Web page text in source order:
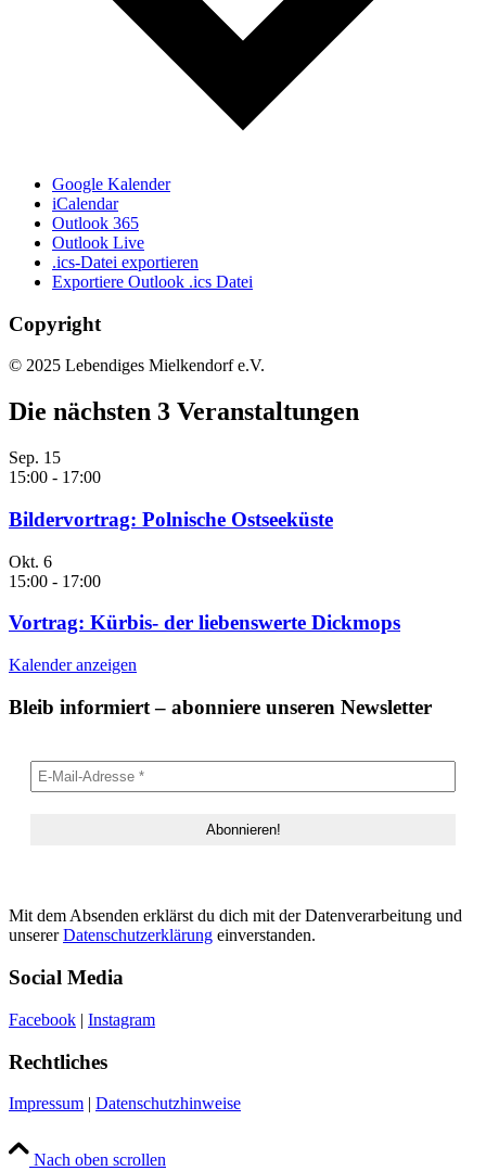
Google Kalender
iCalendar
Outlook 365
Outlook Live
.ics-Datei exportieren
Exportiere Outlook .ics Datei
Copyright
© 2025 Lebendiges Mielkendorf e.V.
Die nächsten 3 Veranstaltungen
Sep. 15
15:00 - 17:00
Bildervortrag: Polnische Ostseeküste
Okt. 6
15:00 - 17:00
Vortrag: Kürbis- der liebenswerte Dickmops
Kalender anzeigen
Bleib informiert – abonniere unseren Newsletter
Mit dem Absenden erklärst du dich mit der Datenverarbeitung und
unsererDatenschutzerklärung einverstanden.
Social Media
Facebook | Instagram
Rechtliches
Impressum | Datenschutzhinweise
Nach oben scrollen